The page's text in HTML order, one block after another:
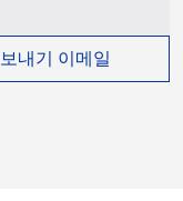
보내기 이메일